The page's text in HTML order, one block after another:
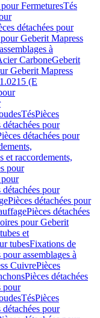
FermeturesTés
détachées pour
Geberit Mapress
à
CarboneGeberit
Geberit Mapress
(E
TésPièces
détachées pour
détachées pour
et raccordements,
pour
pour
détachées pour
Pièces détachées pour
Pièces détachées
pour Geberit
et
tubesFixations de
assemblages à
CuivrePièces
Pièces détachées
pour
TésPièces
détachées pour